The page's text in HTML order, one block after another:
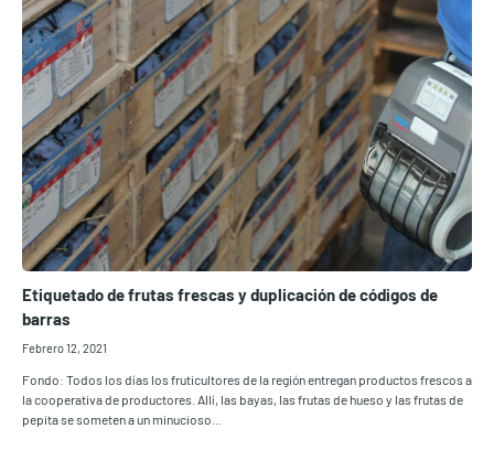
Etiquetado de frutas frescas y duplicación de códigos de
barras
Febrero 12, 2021
Fondo: Todos los días los fruticultores de la región entregan productos frescos a
la cooperativa de productores. Allí, las bayas, las frutas de hueso y las frutas de
pepita se someten a un minucioso...